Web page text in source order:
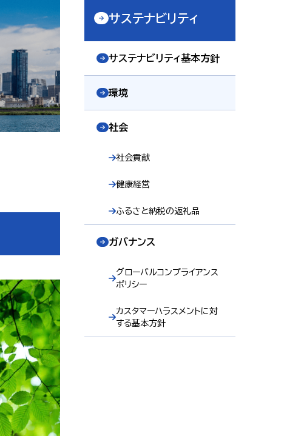
サステナビリティ
サステナビリティ基本方針
環境
社会
社会貢献
健康経営
ふるさと納税の返礼品
ガバナンス
グローバルコンプライアンス
ポリシー
カスタマーハラスメントに対
する基本方針